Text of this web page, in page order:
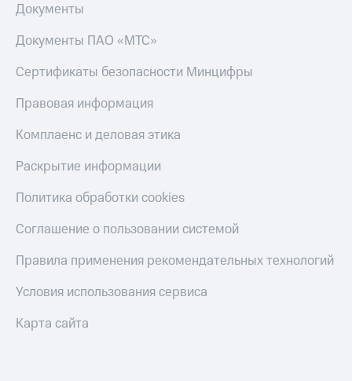
Документы
Документы ПАО «МТС»
Сертификаты безопасности Минцифры
Правовая информация
Комплаенс и деловая этика
Раскрытие информации
Политика обработки cookies
Соглашение о пользовании системой
Правила применения рекомендательных технологий
Условия использования сервиса
Карта сайта